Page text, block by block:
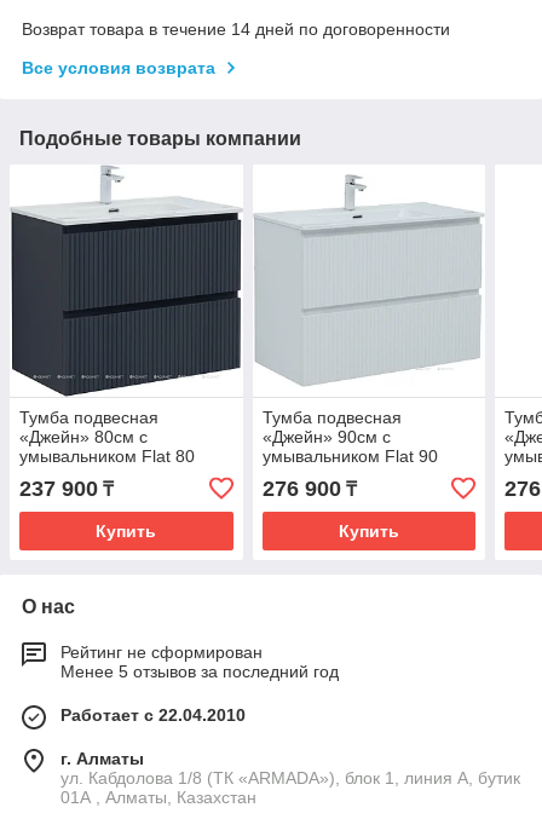
Возврат товара в течение 14 дней по договоренности
Все условия возврата
Подобные товары компании
Тумба подвесная
«Джейн» 80см с
умывальником Flat 80
(цвет: маренго)
237 900 ₸
Купить
Тумба подвесная
«Джейн» 90см с
умывальником Flat 90
(цвет: белый матовый)
276 900₸
Купить
О нас
Рейтинг не сформирован
Менее 5 отзывов за последний год
Работает с 22.04.2010
г. Алматы
ул. Кабдолова 1/8 (ТК «ARMADA»), блок 1, линия А, бутик
01А , Алматы, Казахстан